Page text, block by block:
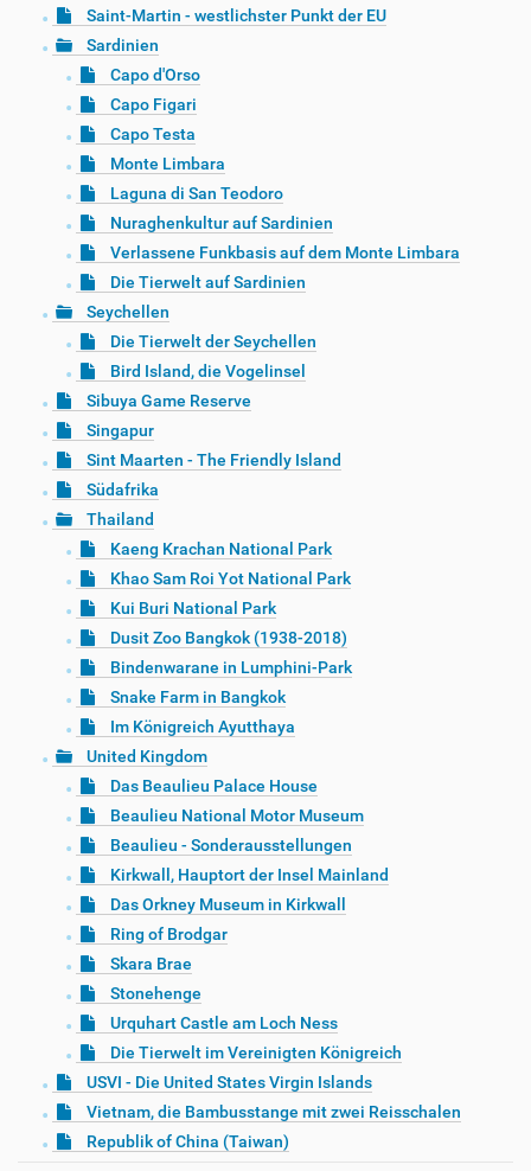
Saint-Martin - westlichster Punkt der EU
Sardinien
Capo d'Orso
Capo Figari
Capo Testa
Monte Limbara
Laguna di San Teodoro
Nuraghenkultur auf Sardinien
Verlassene Funkbasis auf dem Monte Limbara
Die Tierwelt auf Sardinien
Seychellen
Die Tierwelt der Seychellen
Bird Island, die Vogelinsel
Sibuya Game Reserve
Singapur
Sint Maarten - The Friendly Island
Südafrika
Thailand
Kaeng Krachan National Park
Khao Sam Roi Yot National Park
Kui Buri National Park
Dusit Zoo Bangkok (1938-2018)
Bindenwarane in Lumphini-Park
Snake Farm in Bangkok
Im Königreich Ayutthaya
United Kingdom
Das Beaulieu Palace House
Beaulieu National Motor Museum
Beaulieu - Sonderausstellungen
Kirkwall, Hauptort der Insel Mainland
Das Orkney Museum in Kirkwall
Ring of Brodgar
Skara Brae
Stonehenge
Urquhart Castle am Loch Ness
Die Tierwelt im Vereinigten Königreich
USVI - Die United States Virgin Islands
Vietnam, die Bambusstange mit zwei Reisschalen
Republik of China (Taiwan)